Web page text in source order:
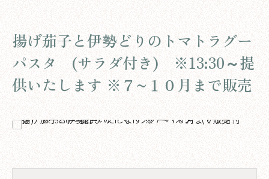
揚げ茄子と伊勢どりのトマトラグー
パスタ (サラダ付き) ※13:30～提
供いたします ※７~１０月まで販売